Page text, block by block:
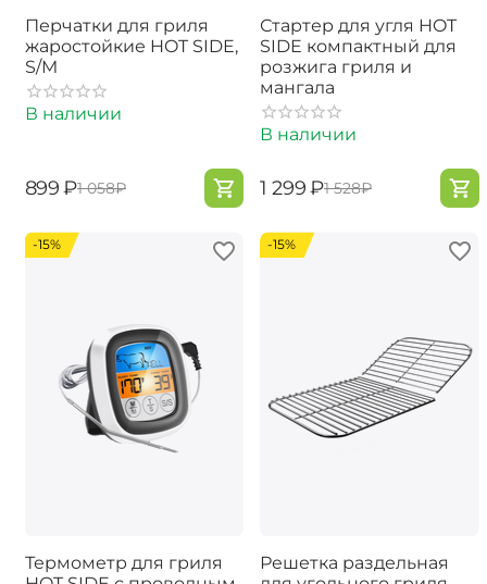
Перчатки для гриля
жаростойкие HOT SIDE,
S/M
В наличии
‍899‍ ₽‍1 058‍₽
Стартер для угля HOT
SIDE компактный для
розжига гриля и
мангала
В наличии
‍1 299‍₽‍1 528‍₽
-15%
Термометр для гриля
-15%
Решетка раздельная